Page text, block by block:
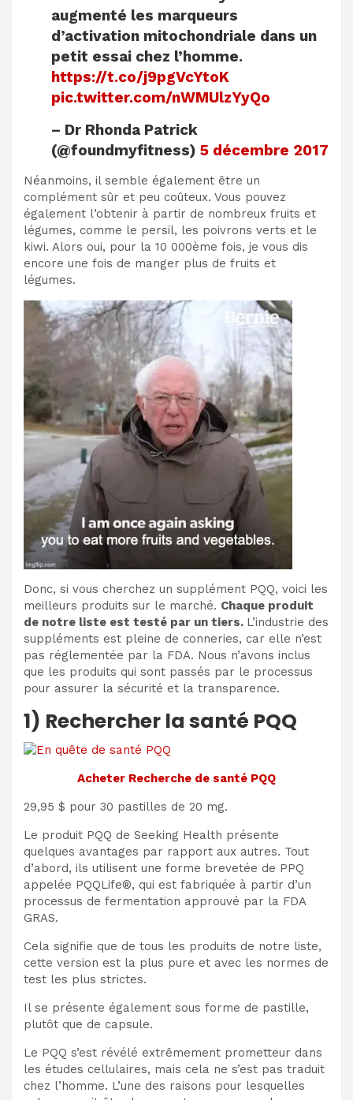
augmenté les marqueurs
d’activation mitochondriale dans un
petit essai chez l’homme.
https://t.co/j9pgVcYtoK
pic.twitter.com/nWMUlzYyQo
– Dr Rhonda Patrick
(@foundmyfitness) 5 décembre 2017
Néanmoins, il semble également être un
complément sûr et peu coûteux. Vous pouvez
également l’obtenir à partir de nombreux fruits et
légumes, comme le persil, les poivrons verts et le
kiwi. Alors oui, pour la 10 000ème fois, je vous dis
encore une fois de manger plus de fruits et
légumes.
Donc, si vous cherchez un supplément PQQ, voici les
meilleurs produits sur le marché. Chaque produit
de notre liste est testé par un tiers. L’industrie des
suppléments est pleine de conneries, car elle n’est
pas réglementée par la FDA. Nous n’avons inclus
que les produits qui sont passés par le processus
pour assurer la sécurité et la transparence.
1) Rechercher la santé PQQ
Acheter Recherche de santé PQQ
29,95 $ pour 30 pastilles de 20 mg.
Le produit PQQ de Seeking Health présente
quelques avantages par rapport aux autres. Tout
d’abord, ils utilisent une forme brevetée de PPQ
appelée PQQLife®, qui est fabriquée à partir d’un
processus de fermentation approuvé par la FDA
GRAS.
Cela signifie que de tous les produits de notre liste,
cette version est la plus pure et avec les normes de
test les plus strictes.
Il se présente également sous forme de pastille,
plutôt que de capsule.
Le PQQ s’est révélé extrêmement prometteur dans
les études cellulaires, mais cela ne s’est pas traduit
chez l’homme. L’une des raisons pour lesquelles